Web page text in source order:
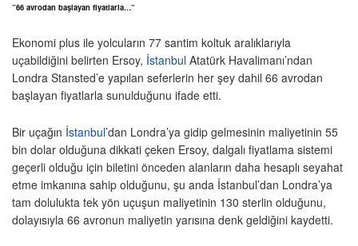
”66 avrodan başlayan fiyatlarla…”
Ekonomi plus ile yolcuların 77 santim koltuk aralıklarıyla
uçabildiğini belirten Ersoy, İstanbul Atatürk Havalimanı’ndan
Londra Stansted’e yapılan seferlerin her şey dahil 66 avrodan
başlayan fiyatlarla sunulduğunu ifade etti.
Bir uçağın İstanbul’dan Londra’ya gidip gelmesinin maliyetinin 55
bin dolar olduğuna dikkati çeken Ersoy, dalgalı fiyatlama sistemi
geçerli olduğu için biletini önceden alanların daha hesaplı seyahat
etme imkanına sahip olduğunu, şu anda İstanbul’dan Londra’ya
tam dolulukta tek yön uçuşun maliyetinin 130 sterlin olduğunu,
dolayısıyla 66 avronun maliyetin yarısına denk geldiğini kaydetti.